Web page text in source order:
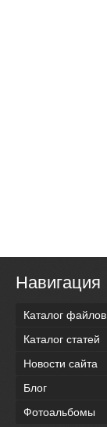
Навигация
Каталог файлов
Каталог статей
Новости сайта
Блог
Фотоальбомы